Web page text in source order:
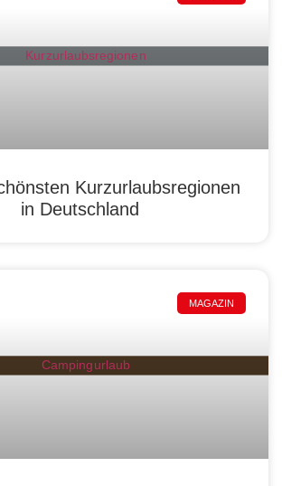
Kurzurlaubsregionen
in Deutschland
MAGAZIN